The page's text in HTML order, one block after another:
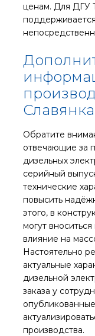
ценам. Для ДГУ
Славянка
Обратите
отвечающие за
дизельных
серийный
технические
повысить
этого, в
могут
влияние на
Настоятельно
актуальные
дизельной
заказа у
производства.